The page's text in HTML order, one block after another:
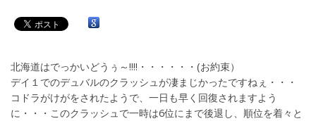
北海道はでっかいどうぅ～!!!!・・・・・・(お約束）
デイ１でのデュバルのクラッシュが凄まじかったですねぇ・・・
コドラがけがをされたようで、一日も早く回復されますよう
に・・・このクラッシュで一時は6位にまで後退し、順位を着々と